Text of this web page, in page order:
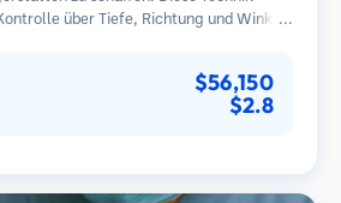
über Tiefe, Richtung und Winkel
$56,150
$2.8